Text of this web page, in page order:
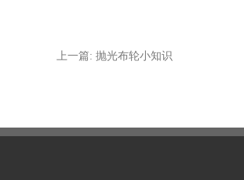
上一篇: 抛光布轮小知识